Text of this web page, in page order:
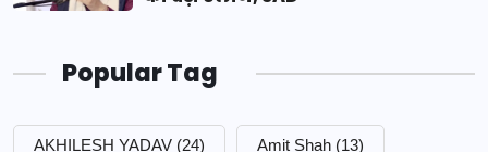
Popular Tag
AKHILESH YADAV (24) Amit Shah (13)